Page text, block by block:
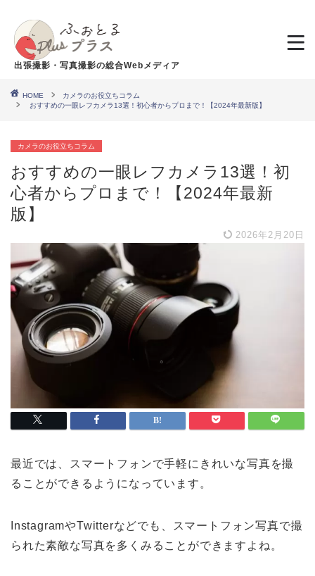
出張撮影・写真撮影の総合Webメディア
HOME
カメラのお役立ちコラム
おすすめの一眼レフカメラ13選！初心者からプロまで！【2024年最新版】
カメラのお役立ちコラム
おすすめの一眼レフカメラ13選！初
心者からプロまで！【2024年最新
版】
2026年2月20日
最近では、スマートフォンで手軽にきれいな写真を撮
ることができるようになっています。
InstagramやTwitterなどでも、スマートフォン写真で撮
られた素敵な写真を多くみることができますよね。